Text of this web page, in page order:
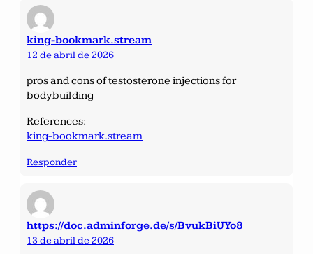
king-bookmark.stream
12 de abril de 2026
pros and cons of testosterone injections for
bodybuilding
References:
king-bookmark.stream
Responder
https://doc.adminforge.de/s/BvukBiUYo8
13 de abril de 2026